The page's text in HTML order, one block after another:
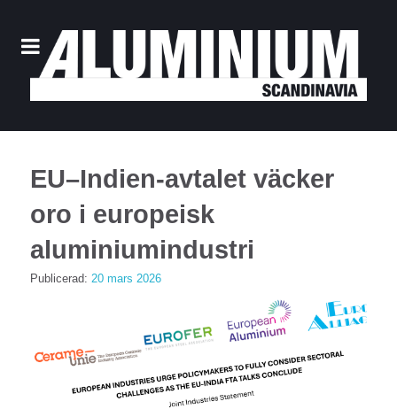
EU–Indien-avtalet väcker
oro i europeisk
aluminiumindustri
Publicerad: 20 mars 2026